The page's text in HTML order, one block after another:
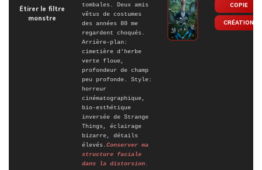
Étirer le filtre
monstre
tombales. Deux amis
vêtus de costumes
des années 80 me
regardent choqués.
Arrière-plan:
cimetière d'herbe
verte floue,
profondeur de champ
peu profonde. Style:
horreur
cinématographique,
bio-esthétique
inversée de Strange
Things, éclairage
bizarre, détails
élevés.Conserver ma
structure faciale
dans la distorsion.
COPIE
CRÉATION